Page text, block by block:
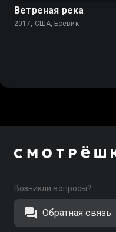
Ветреная река
2017, США, Боевик
Возникли вопросы?
Обратная связь